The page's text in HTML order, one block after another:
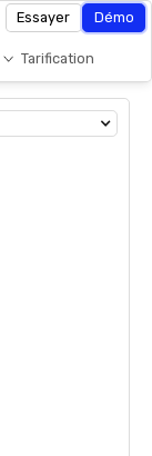
Tarification
Essayer Démo